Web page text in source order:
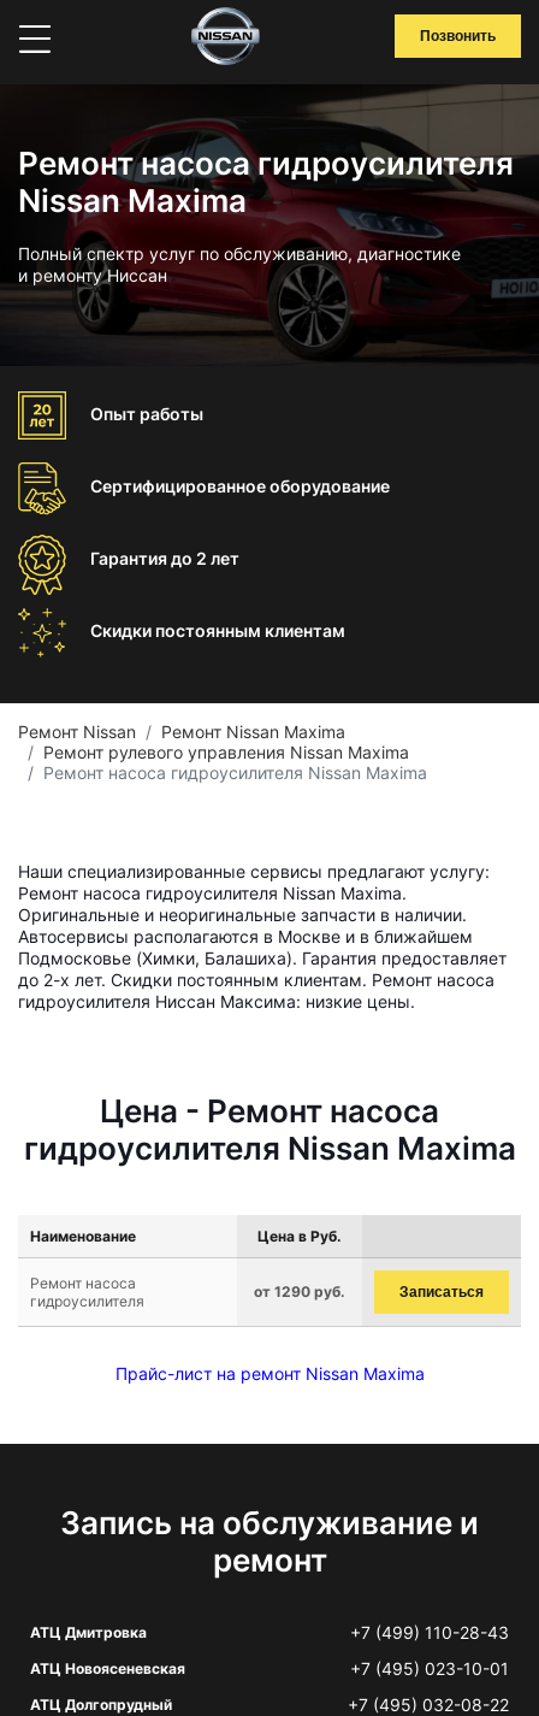
Позвонить
Ремонт насоса гидроусилителя
Nissan Maxima
Полный спектр услуг по обслуживанию, диагностике
и ремонту Ниссан
Опыт работы
Сертифицированноеоборудование
Гарантиядо 2 лет
Скидки постоянным клиентам
Ремонт Nissan
Ремонт Nissan Maxima
Ремонт рулевого управления Nissan Maxima
Ремонт насоса гидроусилителя Nissan Maxima
Наши специализированные сервисы предлагают услугу:
Ремонт насоса гидроусилителя Nissan Maxima.
Оригинальные и неоригинальные запчасти в наличии.
Автосервисы располагаются в Москве и в ближайшем
Подмосковье (Химки, Балашиха). Гарантия предоставляет
до 2-х лет. Скидки постоянным клиентам. Ремонт насоса
гидроусилителя Ниссан Максима: низкие цены.
Цена - Ремонт насоса
гидроусилителя Nissan Maxima
Наименование Цена в Руб.
Ремонт насоса
гидроусилителя
от 1290 руб. Записаться
Прайс-лист на ремонт Nissan Maxima
Запись на обслуживание и
ремонт
АТЦ Дмитровка +7 (499) 110-28-43
АТЦ Новоясеневская +7 (495) 023-10-01
АТЦ Долгопрудный +7 (495) 032-08-22